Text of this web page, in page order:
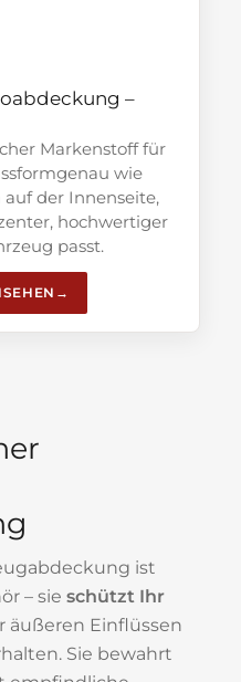
–
Markenstoff für
wie
der Innenseite,
hochwertiger
passt.
ist
– sie schützt Ihr
äußeren Einflüssen
Sie bewahrt